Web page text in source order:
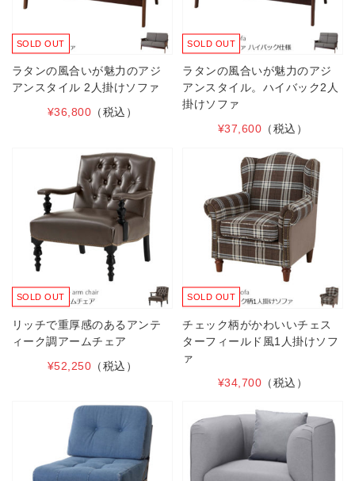
SOLD OUT
ラタンの風合いが魅力のアジ
アンスタイル 2人掛けソファ
¥36,800 （税込）
SOLD OUT
ラタンの風合いが魅力のアジ
アンスタイル。ハイバック2人
掛けソファ
¥37,600 （税込）
SOLD OUT
リッチで重厚感のあるアンテ
ィーク調アームチェア
¥52,250 （税込）
SOLD OUT
チェック柄がかわいいチェス
ターフィールド風1人掛けソフ
ァ
¥34,700 （税込）